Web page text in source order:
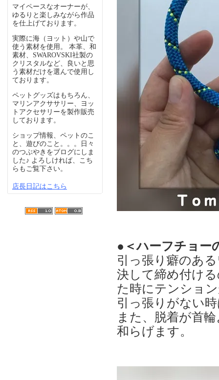
マイペースなオーナーが、
ゆるりと楽しみながら作品
を仕上げております。
実際に海（ヨット）や山で
使う素材を使用。 本革、和
素材、SWAROVSKI社製の
クリスタルなど、良いと思
う素材だけを選んで使用し
ております。
ペットグッズはもちろん、
マリンアクササリー、ヨッ
トアクセサリーを製作販売
しております。
ショップ情報、ペットのこ
と、遊びのこと。。。日々
のつぶやきをブログにしま
した♪ よろしければ、こち
らもご覧下さい。
店長日記はこちら
●＜ハーフチョー
引っ張り癖のあ
決して締め付け
た時にテンショ
引っ張りがない
また、脱着が首
和らげます。